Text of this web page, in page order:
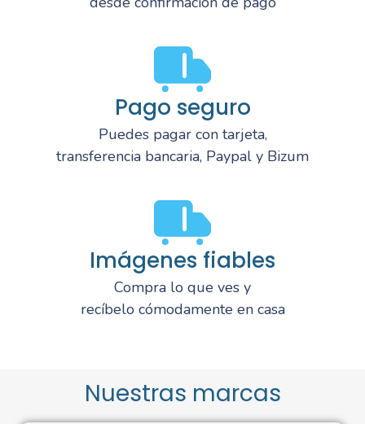
Pago seguro
Puedes pagar con tarjeta,
transferencia bancaria, Paypal y Bizum
Imágenes fiables
Compra lo que ves y
recíbelo cómodamente en casa
Nuestras marcas